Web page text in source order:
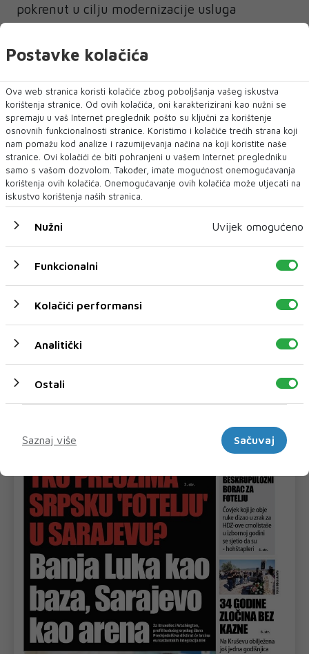
pokrenut u cilju modernizacije usluga
kapaciteta na svim razinama vlasti u BiH.
EU
NAJNOVIJE NAJČITANIJE
Od 2019. do 2023. godine Hrvatsku, Srbiju, Crnu Goru i
Postavke kolačića
Ova web stranica koristi kolačiće zbog poboljšanja vašeg iskustva
korištenja stranice. Od ovih kolačića, oni karakterizirani kao nužni se
spremaju u vaš Internet preglednik pošto su ključni za korištenje
osnovnih funkcionalnosti stranice. Koristimo i kolačiće trećih strana koji
nam pomažu kod analize i razumijevanja načina na koji koristite naše
stranice. Ovi kolačići će biti pohranjeni u vašem Internet pregledniku
samo s vašom dozvolom. Također, imate mogućnost onemogućavanja
korištenja ovih kolačića. Onemogućavanje ovih kolačića može utjecati na
iskustvo korištenja naših stranica.
Nužni Uvijek omogućeno
Funkcionalni
Kolačići performansi
Analitički
Ostali
Saznaj više
Sačuvaj